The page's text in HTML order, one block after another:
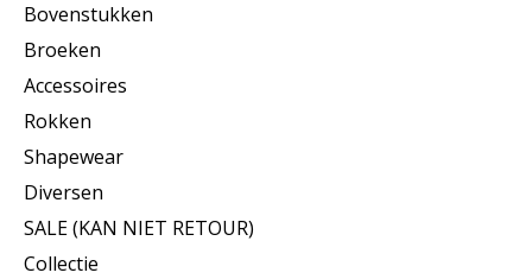
Bovenstukken
Broeken
Accessoires
Rokken
Shapewear
Diversen
SALE (KAN NIET RETOUR)
Collectie